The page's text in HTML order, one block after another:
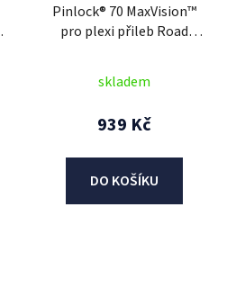
Pinlock® 70 MaxVision™
pro plexi přileb Road
skladem
939 Kč
DO KOŠÍKU